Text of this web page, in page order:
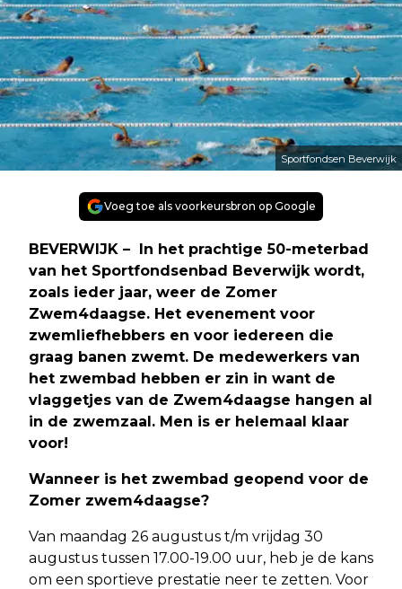
Sportfondsen Beverwijk
Voeg toe als voorkeursbron op Google
BEVERWIJK – In het prachtige 50-meterbad
van het Sportfondsenbad Beverwijk wordt,
zoals ieder jaar, weer de Zomer
Zwem4daagse. Het evenement voor
zwemliefhebbers en voor iedereen die
graag banen zwemt. De medewerkers van
het zwembad hebben er zin in want de
vlaggetjes van de Zwem4daagse hangen al
in de zwemzaal. Men is er helemaal klaar
voor!
Wanneer is het zwembad geopend voor de
Zomer zwem4daagse?
Van maandag 26 augustus t/m vrijdag 30
augustus tussen 17.00-19.00 uur, heb je de kans
om een sportieve prestatie neer te zetten. Voor